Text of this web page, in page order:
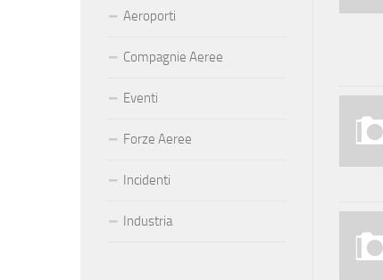
Aeroporti
Compagnie Aeree
Eventi
Forze Aeree
Incidenti
Industria